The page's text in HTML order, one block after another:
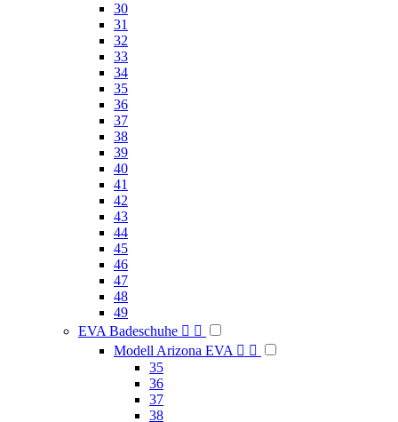
30
31
32
33
34
35
36
37
38
39
40
41
42
43
44
45
46
47
48
49
EVA Badeschuhe  
Modell Arizona EVA  
35
36
37
38